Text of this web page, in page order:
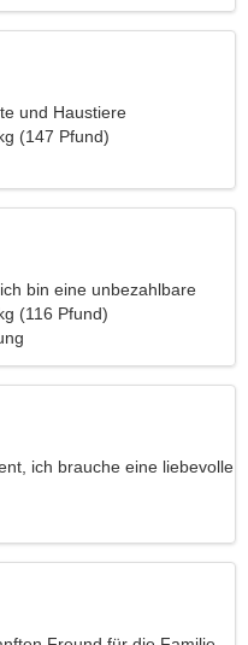
und Haustiere
(147 Pfund)
bin eine unbezahlbare
(116 Pfund)
ich brauche eine liebevolle